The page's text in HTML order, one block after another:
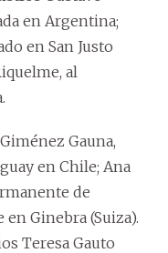
en Argentina;
en San Justo
al
Gauna,
en Chile; Ana
de
en Ginebra (Suiza).
Teresa Gauto